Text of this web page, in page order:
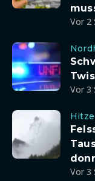
Vor 2
Vor 3
Vor 3